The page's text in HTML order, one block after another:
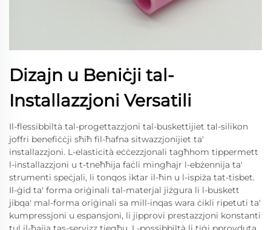
Dizajn u Beniċji tal-
Installazzjoni Versatili
Il-flessibbiltà tal-progettazzjoni tal-buskettijiet tal-silikon
joffri benefiċċji sħiħ fil-ħafna sitwazzjonijiet ta'
installazzjoni. L-elasticità eċċezzjonali tagħhom tippermett
l-installazzjoni u t-tneħħija faċli mingħajr l-ebżennija ta'
strumenti speċjali, li tonqos iktar il-ħin u l-ispiża tat-tisbet.
Il-ġid ta' forma oriġinali tal-materjal jiżgura li l-buskett
jibqa' mal-forma oriġinali sa mill-inqas wara ċikli ripetuti ta'
kumpressjoni u espansjoni, li jipprovi prestazzjoni konstanti